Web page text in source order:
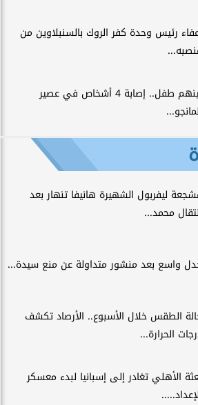
رئيس وحدة كفر الروك بالسنبلاوين من
بينهم طفل.. إصابة 4 أشخاص في عصير
ليفربول الشهيرة هانيفا تنهار بعد
محمد...
واسع بعد منشور متداولة عن منع سيدة...
الطقس خلال الأسبوع.. الأرصاد تكشف
الحرارة...
الأهلي تغادر إلى إسبانيا لبدء معسكر